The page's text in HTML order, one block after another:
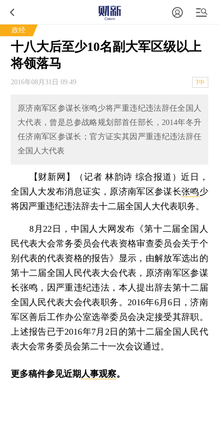
政经
十八大后至少10名副大军区级以上
将领落马
2016年08月31日 09:49 T中
原济南军区参谋长张鸣少将严重违纪违法辞任全国人
大代表，曾是总参战略规划部首任部长，2014年冬升
任济南军区参谋长；官方证实其因严重违纪违法辞任
全国人大代表
【财新网】（记者 林韵诗 综合报道）近日，
全国人大发布消息证实，原济南军区参谋长张鸣少
将因严重违纪违法辞去十二届全国人大代表职务。
8月22日，中国人大网发布《第十二届全国人
民代表大会常务委员会代表资格审查委员会关于个
别代表的代表资格的报告》显示，由解放军选出的
第十二届全国人民代表大会代表，原济南军区参谋
长张鸣，因严重违纪违法，本人提出辞去第十二届
全国人民代表大会代表职务。2016年6月6日，济南
军区善后工作办公室选举委员会决定接受其辞职。
上述报告已于2016年7月2日的第十二届全国人民代
表大会常务委员会第二十一次会议通过。
更多稿件参见近期 人事观察。